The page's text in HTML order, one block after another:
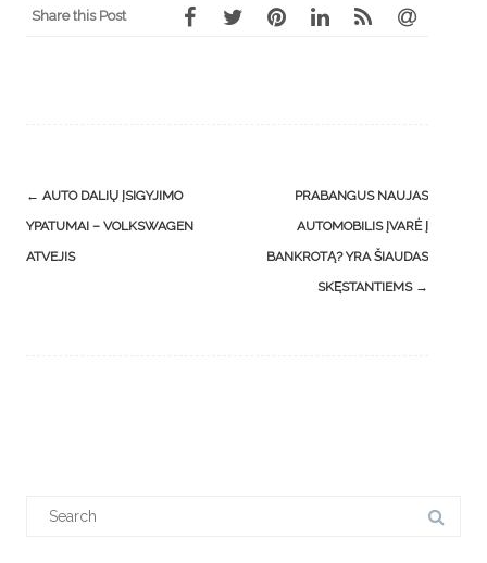
Share this Post
Post
navigation
← AUTO DALIŲ ĮSIGYJIMO
YPATUMAI – VOLKSWAGEN
ATVEJIS
PRABANGUS NAUJAS
AUTOMOBILIS ĮVARĖ Į
BANKROTĄ? YRA ŠIAUDAS
SKĘSTANTIEMS →